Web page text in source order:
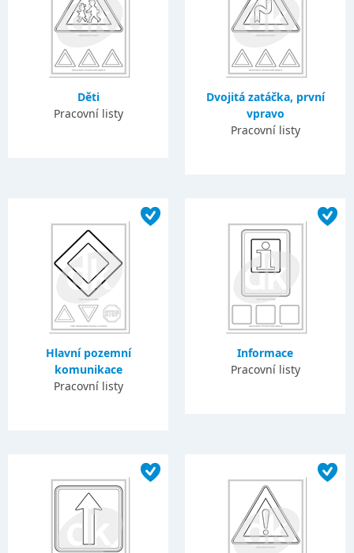
Děti
Pracovní listy
Dvojitá zatáčka, první
vpravo
Pracovní listy
Hlavní pozemní
komunikace
Pracovní listy
Informace
Pracovní listy